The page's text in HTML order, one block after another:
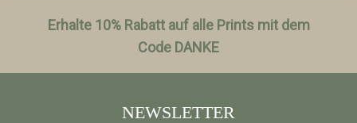
Erhalte 10% Rabatt auf alle Prints mit dem
Code DANKE
NEWSLETTER